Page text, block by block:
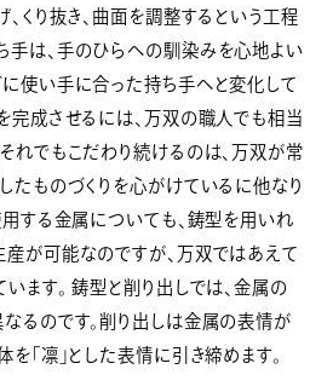
くり抜き、曲面を調整するという工程
手は、手のひらへの馴染みを心地よい
に使い手に合った持ち手へと変化して
完成させるには、万双の職人でも相当
れでもこだわり続けるのは、万双が常
たものづくりを心がけているに他なり
用する金属についても、鋳型を用いれ
産が可能なのですが、万双ではあえて
ます。 鋳型と削り出しでは、金属の
るのです。削り出しは金属の表情が
を「凛」とした表情に引き締めます。